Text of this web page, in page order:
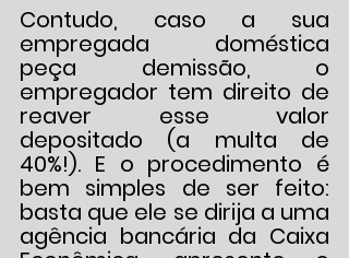
Contudo, caso a sua
empregada doméstica
peça demissão, o
empregador tem direito de
reaver esse valor
depositado (a multa de
40%!). E o procedimento é
bem simples de ser feito:
basta que ele se dirija a uma
agência bancária da Caixa